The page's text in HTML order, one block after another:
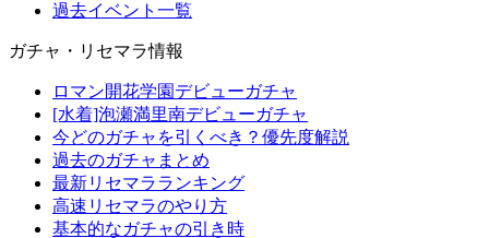
過去イベント一覧
ガチャ・リセマラ情報
ロマン開花学園デビューガチャ
[水着]泡瀬満里南デビューガチャ
今どのガチャを引くべき？優先度解説
過去のガチャまとめ
最新リセマラランキング
高速リセマラのやり方
基本的なガチャの引き時